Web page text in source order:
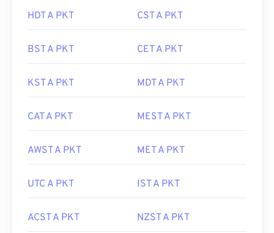
HDT A PKT CST A PKT
BST A PKT CET A PKT
KST A PKT MDT A PKT
CAT A PKT MEST A PKT
AWST A PKT MET A PKT
UTC A PKT IST A PKT
ACST A PKT NZST A PKT